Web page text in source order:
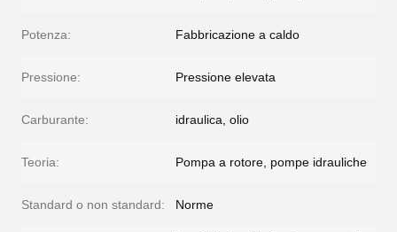
Potenza: Fabbricazione a caldo
Pressione: Pressione elevata
Carburante: idraulica, olio
Teoria: Pompa a rotore, pompe idrauliche
Standard o non standard: Norme